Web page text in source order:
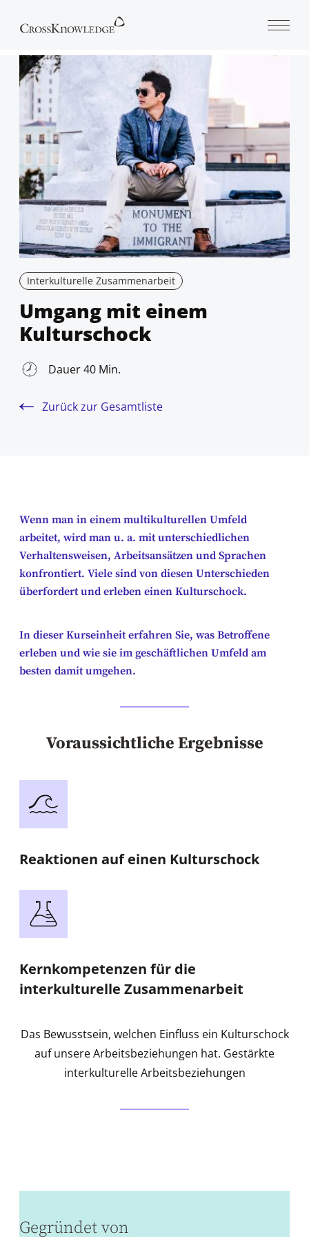
Interkulturelle Zusammenarbeit
Umgang mit einem
Kulturschock
Dauer 40 Min.
Zurück zur Gesamtliste
Wenn man in einem multikulturellen Umfeld
arbeitet, wird man u. a. mit unterschiedlichen
Verhaltensweisen, Arbeitsansätzen und Sprachen
konfrontiert. Viele sind von diesen Unterschieden
überfordert und erleben einen Kulturschock.
In dieser Kurseinheit erfahren Sie, was Betroffene
erleben und wie sie im geschäftlichen Umfeld am
besten damit umgehen.
Voraussichtliche Ergebnisse
Reaktionen auf einen Kulturschock
Kernkompetenzen für die
interkulturelle Zusammenarbeit
Das Bewusstsein, welchen Einfluss ein Kulturschock
auf unsere Arbeitsbeziehungen hat. Gestärkte
interkulturelle Arbeitsbeziehungen
Gegründet von